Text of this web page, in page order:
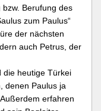
Berufung des
zum Paulus“
der nächsten
auch Petrus, der
die heutige Türkei
denen Paulus ja
erfahren